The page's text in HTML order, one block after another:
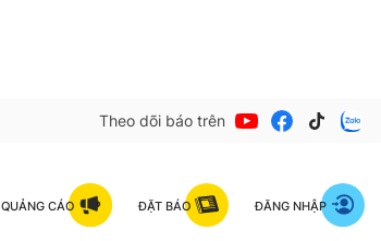
Theo dõi báo trên
QUẢNG CÁO ĐẶT BÁO ĐĂNG NHẬP